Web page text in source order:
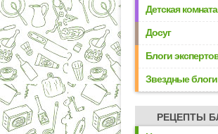
Детская комната
Досуг
Блоги
Звездные блоги
РЕЦЕПТЫ